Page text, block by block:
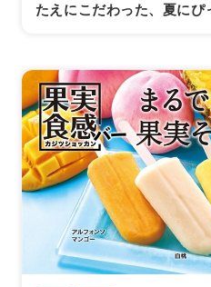
たえにこだわった、夏にぴ